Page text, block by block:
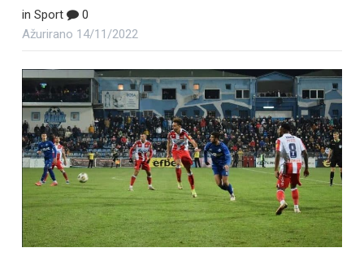
in Sport
0
Ažurirano 14/11/2022